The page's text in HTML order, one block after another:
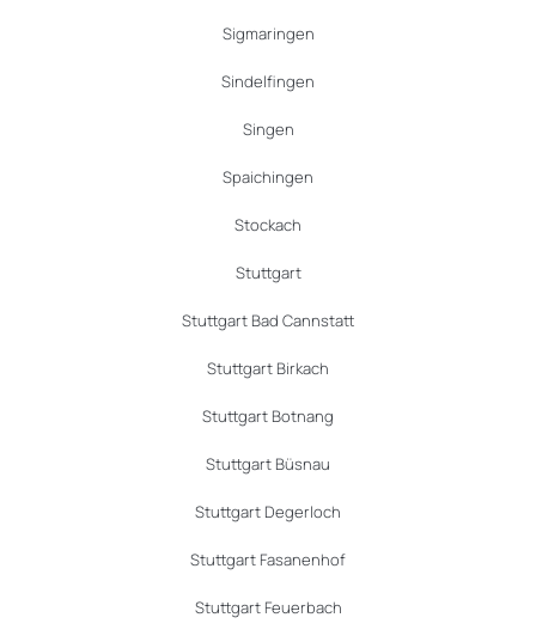
Sigmaringen
Sindelfingen
Singen
Spaichingen
Stockach
Stuttgart
Stuttgart Bad Cannstatt
Stuttgart Birkach
Stuttgart Botnang
Stuttgart Büsnau
Stuttgart Degerloch
Stuttgart Fasanenhof
Stuttgart Feuerbach